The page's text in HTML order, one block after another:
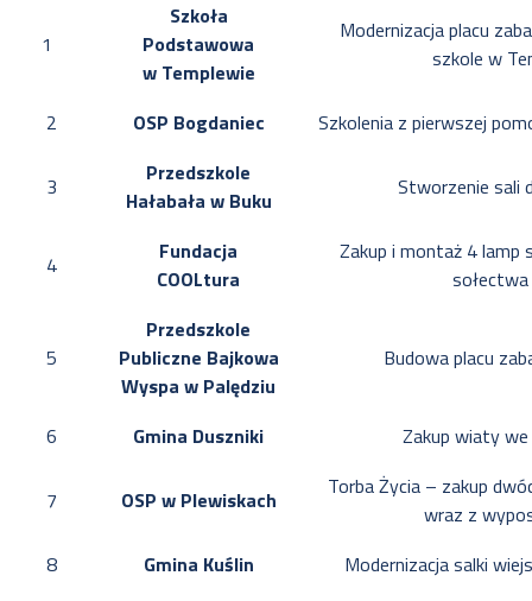
1
Szkoła
Podstawowa
w Templewie
Modernizacja placu
szkole w
2 OSP Bogdaniec Szkolenia z pierwszej
3
Przedszkole
Hałabała w Buku
Stworzenie sali
4
Fundacja
COOLtura
Zakup i montaż 4 lamp
sołectwa
5
Przedszkole
Publiczne Bajkowa
Wyspa w Palędziu
Budowa placu
6 Gmina Duszniki Zakup wiaty
7 OSP w Plewiskach
Torba Życia – zakup
wraz z
8
Gmina Kuślin
Modernizacja salki